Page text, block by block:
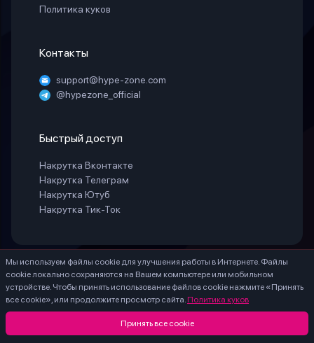
Мы используем файлы cookie для улучшения работы в Интернете. Файлы
cookie локально сохраняются на Вашем компьютере или мобильном
устройстве. Чтобы принять использование файлов cookie нажмите «Принять
все cookie», или продолжите просмотр сайта. Политика куков
Принять все cookie
Политика куков
Контакты
support@hype-zone.com
@hypezone_official
Быстрый доступ
Накрутка Вконтакте
Накрутка Телеграм
Накрутка Ютуб
Накрутка Тик-Ток
© 2025 «HypeZone». Все права защищены.
ИП БЕЛАЯ СВЕТЛАНА ГЕННАДИЕВНА ИНН 771888066530 ОГРНИП
324774600203756
* – Meta Platforms Inc. (Facebook, Instagram) - признана экстремистской, ее